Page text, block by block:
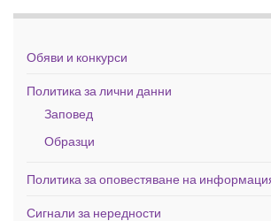
Обяви и конкурси
Политика за лични данни
Заповед
Образци
Политика за оповестяване на
Сигнали за нередности